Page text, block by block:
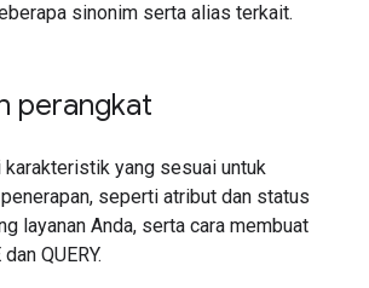
sinonim serta alias terkait.
perangkat
yang sesuai untuk
seperti atribut dan status
layanan Anda, serta cara membuat
QUERY.